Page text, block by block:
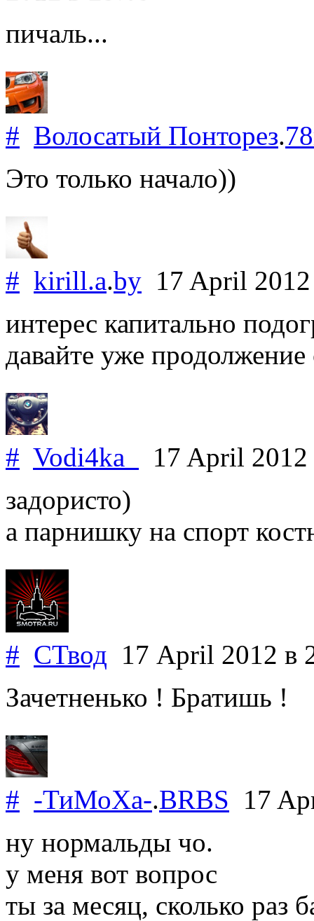
пичаль...
# Волосатый Понторез.
Это только начало))
# kirill.a.by 17 April
интерес капитально
давайте уже продолжение
# Vodi4ka_
17 April 2012
задористо)
а парнишку на спорт
# СТвод 17 April 2012 в
Зачетненько ! Братишь !
# -ТиМоХа-.BRBS 17
ну нормальды чо.
у меня вот вопрос
ты за месяц, сколько раз